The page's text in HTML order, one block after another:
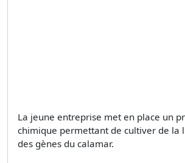
La jeune entreprise met en place un
chimique permettant de cultiver de la
des gènes du calamar.